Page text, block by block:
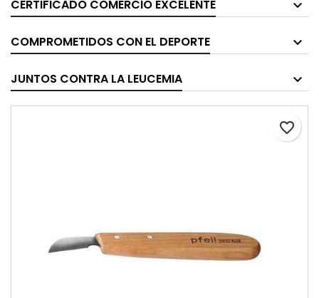
CERTIFICADO COMERCIO EXCELENTE
COMPROMETIDOS CON EL DEPORTE
JUNTOS CONTRA LA LEUCEMIA
favorite_border